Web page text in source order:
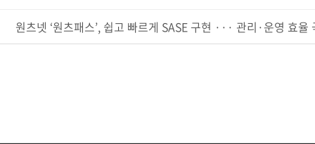
원츠넷 ‘원츠패스’, 쉽고 빠르게 SASE 구현 ··· 관리·운영 효율